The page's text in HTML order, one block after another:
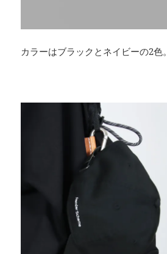
カラーはブラックとネイビーの2色。